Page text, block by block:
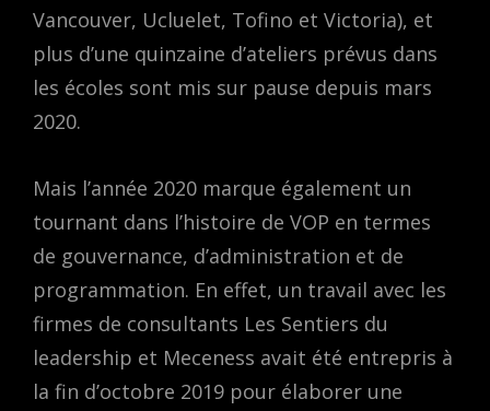
Vancouver, Ucluelet, Tofino et Victoria), et
plus d’une quinzaine d’ateliers prévus dans
les écoles sont mis sur pause depuis mars
2020.
Mais l’année 2020 marque également un
tournant dans l’histoire de VOP en termes
de gouvernance, d’administration et de
programmation. En effet, un travail avec les
firmes de consultants Les Sentiers du
leadership et Meceness avait été entrepris à
la fin d’octobre 2019 pour élaborer une